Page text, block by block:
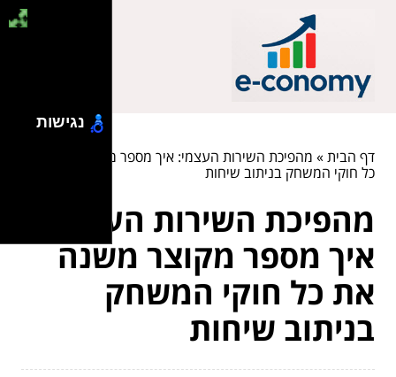
דף הבית» מהפיכת השירות העצמי: איך מספר מקוצר משנה את
כל חוקי המשחק בניתוב שיחות
מהפיכת השירות העצמי:
איך מספר מקוצר משנה
את כל חוקי המשחק
בניתוב שיחות
נגישות